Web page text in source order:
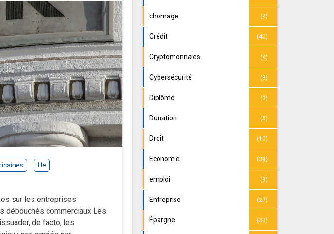
Ue
sur les entreprises
débouchés commerciaux Les
de facto, les
chomage (4)
Crédit (40)
Cryptomonnaies (4)
Cybersécurité (8)
Diplôme (3)
Donation (5)
Droit (10)
Economie (38)
emploi (9)
Entreprise (27)
Épargne (33)